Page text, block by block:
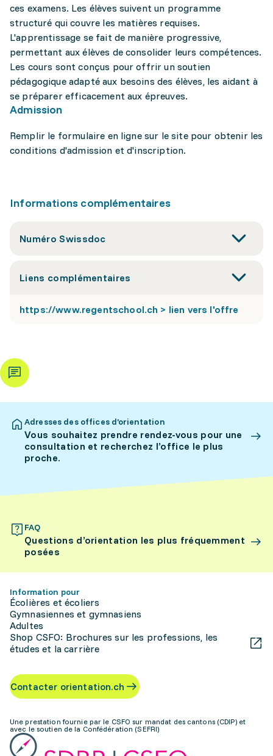
ces examens. Les élèves suivent un programme
structuré qui couvre les matières requises.
L'apprentissage se fait de manière progressive,
permettant aux élèves de consolider leurs compétences.
Les cours sont conçus pour offrir un soutien
pédagogique adapté aux besoins des élèves, les aidant à
se préparer efficacement aux épreuves.
Admission
Remplir le formulaire en ligne sur le site pour obtenir les
conditions d'admission et d'inscription.
Informations complémentaires
Numéro Swissdoc
Liens complémentaires
https://www.regentschool.ch > lien vers l'offre
Adresses des offices d’orientation
Vous souhaitez prendre rendez-vous pour une
consultation et recherchez l’office le plus
proche.
FAQ
Questions d’orientation les plus fréquemment
posées
Information pour
Écolières et écoliers
Gymnasiennes et gymnasiens
Adultes
Shop CSFO: Brochures sur les professions, les
études et la carrière
Contacter orientation.ch
Une prestation fournie par le CSFO sur mandat des cantons (CDIP) et
avec le soutien de la Confédération (SEFRI)